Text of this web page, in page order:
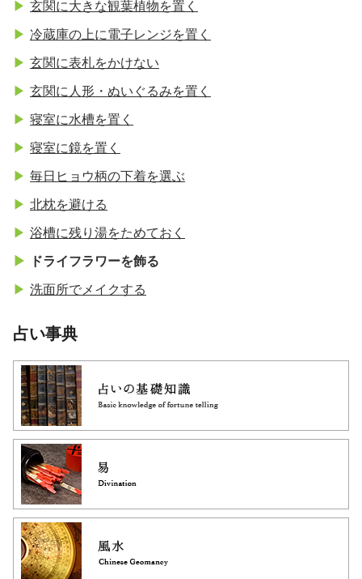
玄関に大きな観葉植物を置く
冷蔵庫の上に電子レンジを置く
玄関に表札をかけない
玄関に人形・ぬいぐるみを置く
寝室に水槽を置く
寝室に鏡を置く
毎日ヒョウ柄の下着を選ぶ
北枕を避ける
浴槽に残り湯をためておく
ドライフラワーを飾る
洗面所でメイクする
占い事典